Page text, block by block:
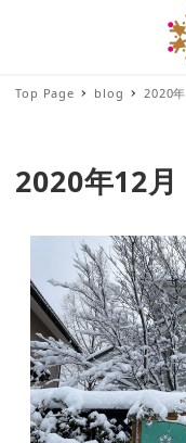
Top Page blog 2020年
2020年12月